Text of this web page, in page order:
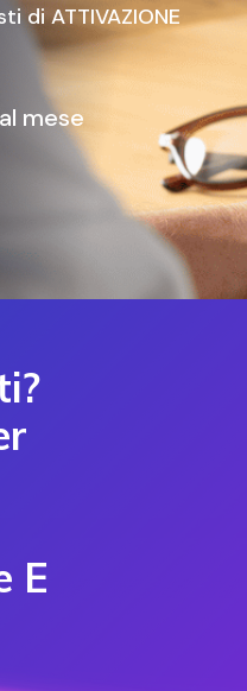
di ATTIVAZIONE
mese
E